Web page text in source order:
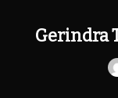
Gerindra